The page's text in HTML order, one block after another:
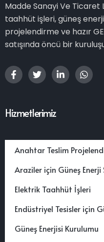
Madde Sanayi Ve
taahhüt işleri, güneş
projelendirme ve hazır
satışında öncü bir
Hizmetlerimiz
Anahtar Teslim
Araziler için Güneş Enerji
Elektrik Taahhüt İşleri
Endüstriyel Tesisler için
Güneş Enerjisi Kurulumu